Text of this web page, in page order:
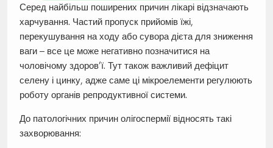
Серед найбільш поширених причин лікарі відзначають
харчування. Частий пропуск прийомів їжі,
перекушування на ходу або сувора дієта для зниження
ваги – все це може негативно позначитися на
чоловічому здоров’ї. Тут також важливий дефіцит
селену і цинку, адже саме ці мікроелементи регулюють
роботу органів репродуктивної системи.
До патологічних причин олігоспермії відносять такі
захворювання: